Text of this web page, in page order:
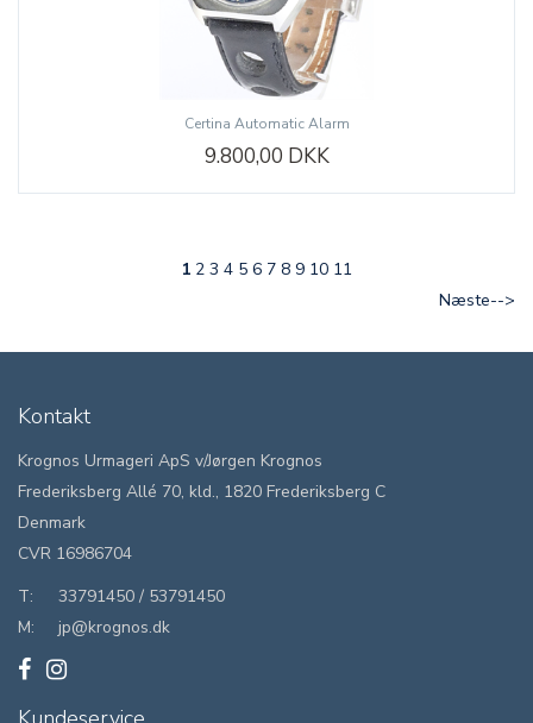
Certina Automatic Alarm
9.800,00 DKK
1 2 3 4 5 6 7 8 9 10 11
Næste-->
Kontakt
Krognos Urmageri ApS v/Jørgen Krognos
Frederiksberg Allé 70, kld., 1820 Frederiksberg C
Denmark
CVR 16986704
T:
33791450 / 53791450
M:
jp@krognos.dk